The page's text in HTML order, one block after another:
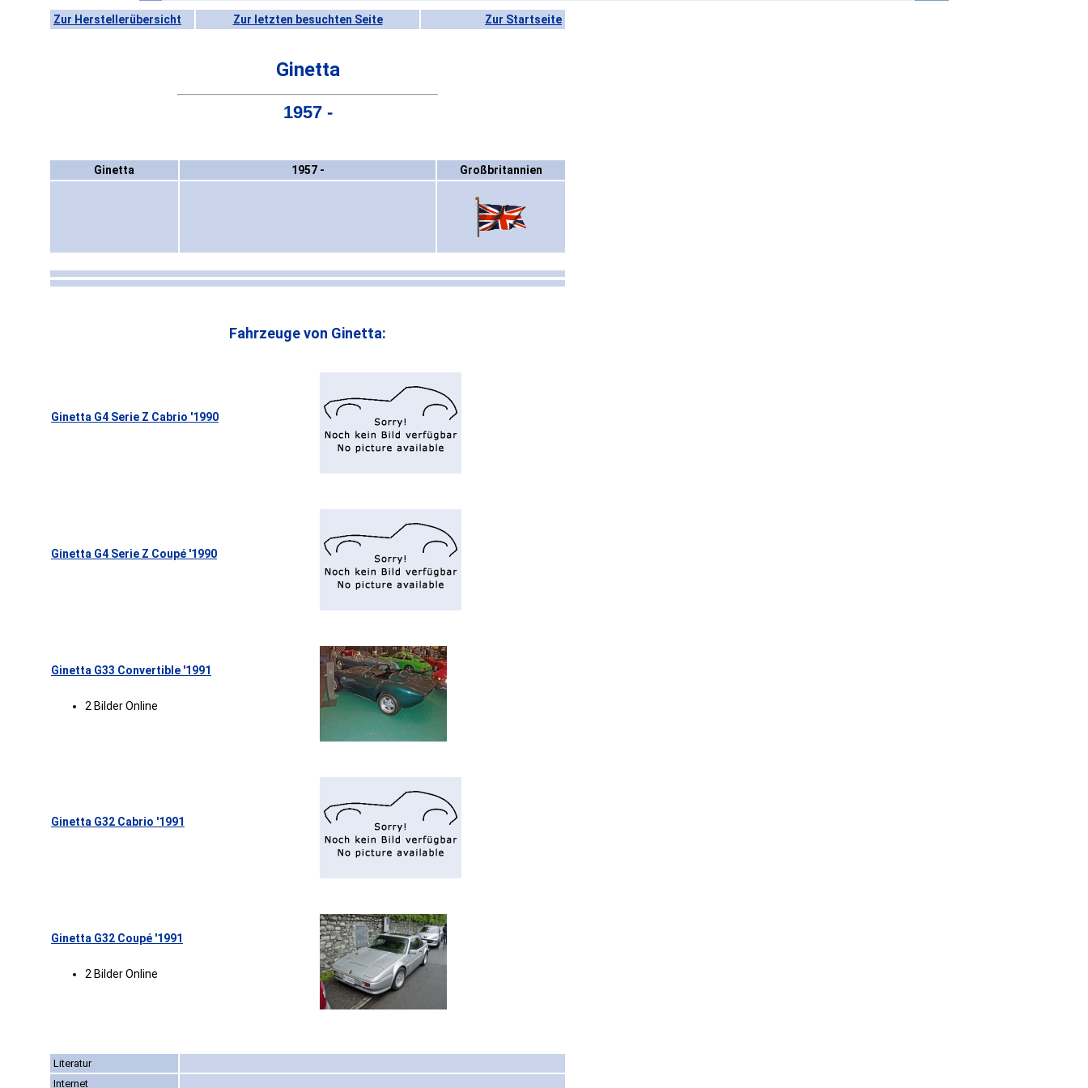
Zur Herstellerübersicht Zur letzten besuchten Seite Zur Startseite
Ginetta
1957 -
Ginetta 1957 - Großbritannien
Fahrzeuge von Ginetta:
Ginetta G4 Serie Z Cabrio '1990
Ginetta G4 Serie Z Coupé '1990
Ginetta G33 Convertible '1991
2 Bilder Online
Ginetta G32 Cabrio '1991
Ginetta G32 Coupé '1991
2 Bilder Online
Literatur
Internet